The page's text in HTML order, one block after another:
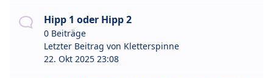
Hipp 1 oder Hipp 2
0 Beiträge
Letzter Beitrag von Kletterspinne
22. Okt 2025 23:08